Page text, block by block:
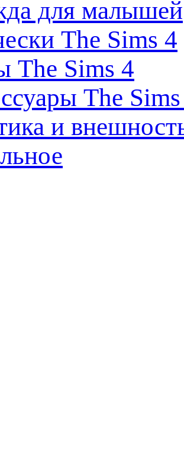
для малышей
The Sims 4
The Sims 4
The
и